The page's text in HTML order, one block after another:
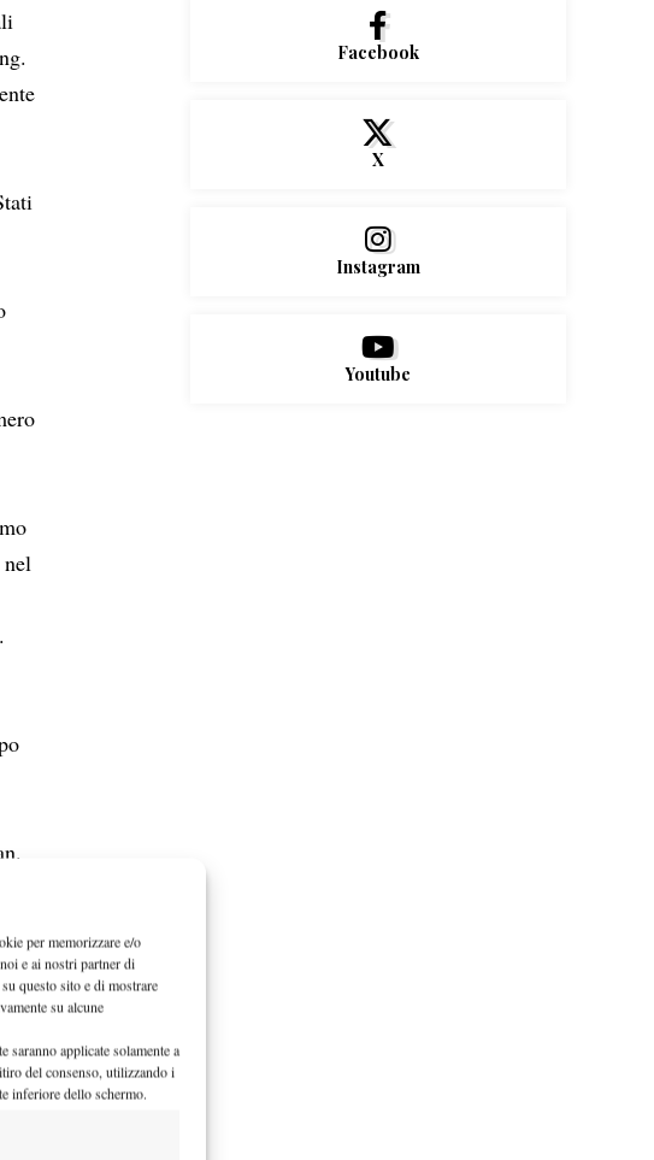
per memorizzare e/o
e ai nostri partner di
questo sito e di mostrare
su alcune
saranno applicate solamente a
del consenso, utilizzando i
inferiore dello schermo.
46
Facebook
X
Instagram
Youtube